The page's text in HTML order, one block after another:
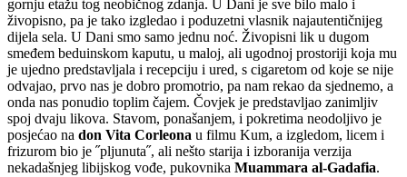
gornju etažu tog neobičnog zdanja. U Dani je sve bilo malo i
živopisno, pa je tako izgledao i poduzetni vlasnik najautentičnijeg
dijela sela. U Dani smo samo jednu noć. Živopisni lik u dugom
smeđem beduinskom kaputu, u maloj, ali ugodnoj prostoriji koja mu
je ujedno predstavljala i recepciju i ured, s cigaretom od koje se nije
odvajao, prvo nas je dobro promotrio, pa nam rekao da sjednemo, a
onda nas ponudio toplim čajem. Čovjek je predstavljao zanimljiv
spoj dvaju likova. Stavom, ponašanjem, i pokretima neodoljivo je
posjećao na don Vita Corleona u filmu Kum, a izgledom, licem i
frizurom bio je ˝pljunuta˝, ali nešto starija i izboranija verzija
nekadašnjeg libijskog vođe, pukovnika Muammara al-Gadafia.